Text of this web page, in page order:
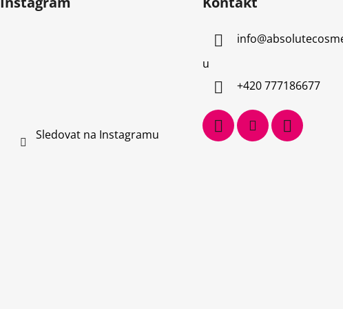
Sledovat na Instagramu
info@
u
+420 777186677